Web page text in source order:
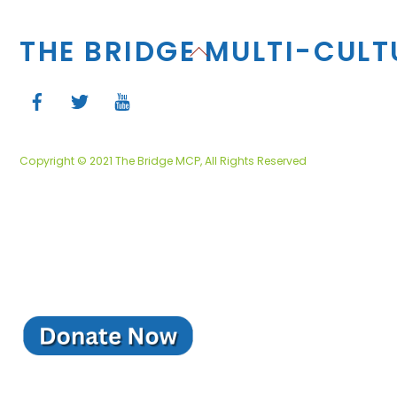
Back
THE BRIDGE MULTI-
Copyright © 2021 The Bridge MCP, All Rights Reserved